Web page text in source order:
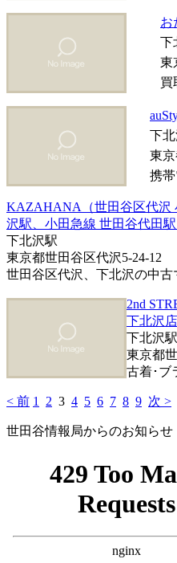
お
下
東
買
下
東
携
KAZAHANA（世田谷区代沢
沢駅、小田急線 世田谷代田駅
下北沢駅
東京都世田谷区代沢5-24-12
世田谷区代沢、下北沢の中
2nd
下北沢店
下北沢駅
東京都
古着･ブ
< 前 1 2 3 4 5 6 7 8 9 次 >
世田谷情報局からのお知らせ